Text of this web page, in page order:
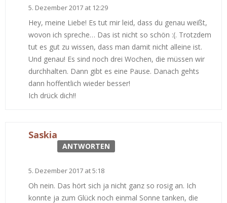
5. Dezember 2017 at 12:29
Hey, meine Liebe! Es tut mir leid, dass du genau weißt,
wovon ich spreche… Das ist nicht so schön :(. Trotzdem
tut es gut zu wissen, dass man damit nicht alleine ist.
Und genau! Es sind noch drei Wochen, die müssen wir
durchhalten. Dann gibt es eine Pause. Danach gehts
dann hoffentlich wieder besser!
Ich drück dich!!
Saskia
ANTWORTEN
5. Dezember 2017 at 5:18
Oh nein. Das hört sich ja nicht ganz so rosig an. Ich
konnte ja zum Glück noch einmal Sonne tanken, die